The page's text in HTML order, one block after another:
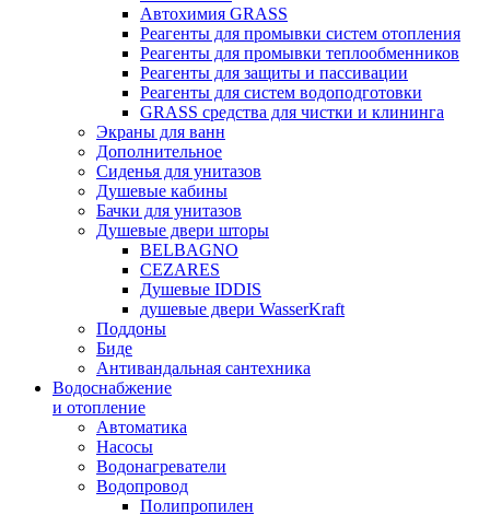
Автохимия GRASS
Реагенты для промывки систем отопления
Реагенты для промывки теплообменников
Реагенты для защиты и пассивации
Реагенты для систем водоподготовки
GRASS средства для чистки и клининга
Экраны для ванн
Дополнительное
Сиденья для унитазов
Душевые кабины
Бачки для унитазов
Душевые двери шторы
BELBAGNO
CEZARES
Душевые IDDIS
душевые двери WasserKraft
Поддоны
Биде
Антивандальная сантехника
Водоснабжение
и отопление
Автоматика
Насосы
Водонагреватели
Водопровод
Полипропилен